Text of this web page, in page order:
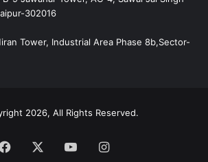
302016
Tower, Industrial Area Phase 8b,Sector-
2026, All Rights Reserved.
Facebook YouTubeInstagram